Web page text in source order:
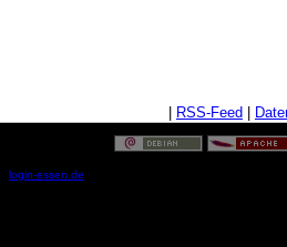
RSS-Feed
login-essen.de